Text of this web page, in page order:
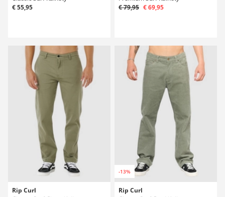
€ 55,95
€ 79,95 € 69,95
Rip Curl
-13%
Rip Curl